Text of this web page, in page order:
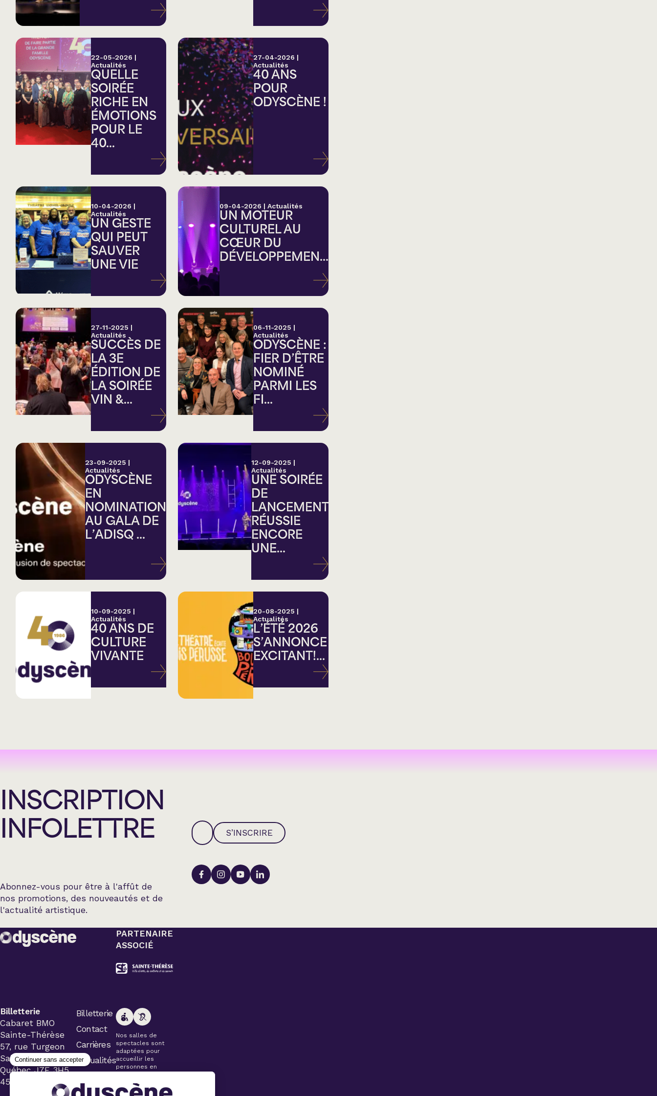
Hommage
Théâtre
Saison estivale
Apéro et perfo
Musique (Blues, folk,
traditionnelle)
Country
Famille
Spectacles en location
22-05-2026 |
Actualités
QUELLE
SOIRÉE
RICHE EN
ÉMOTIONS
POUR LE
40...
27-04-2026 |
Actualités
40 ANS
POUR
ODYSCÈNE !
10-04-2026 |
Actualités
UN GESTE
QUI PEUT
SAUVER
UNE VIE
09-04-2026 | Actualités
UN MOTEUR
CULTUREL AU
CŒUR DU
DÉVELOPPEMEN...
27-11-2025 |
Actualités
SUCCÈS DE
LA 3E
ÉDITION DE
LA SOIRÉE
VIN &...
06-11-2025 |
Actualités
ODYSCÈNE :
FIER D’ÊTRE
NOMINÉ
PARMI LES
FI...
23-09-2025 |
Actualités
ODYSCÈNE
EN
NOMINATION
AU GALA DE
L’ADISQ ...
12-09-2025 |
Actualités
UNE SOIRÉE
DE
LANCEMENT
RÉUSSIE
ENCORE
UNE...
10-09-2025 |
Actualités
40 ANS DE
CULTURE
VIVANTE
20-08-2025 |
Actualités
L’ÉTÉ 2026
S’ANNONCE
EXCITANT!...
INSCRIPTION
INFOLETTRE
Abonnez-vous pour être à l'affût de
nos promotions, des nouveautés et de
l'actualité artistique.
S’INSCRIRE
Billetterie
Cabaret BMO
Sainte-Thérèse
57, rue Turgeon
Sainte-Thérèse
Québec J7E 3H5
450 434-4006
Billetterie
Contact
Carrières
Actualités
PARTENAIRE
ASSOCIÉ
Nos salles de
spectacles sont
adaptées pour
accueillir les
personnes en
Veuillez
simplement aviser